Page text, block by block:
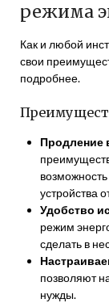
режима
Как и любой
свои
подробнее.
Продление
устройства
Удобство
режим
сделать в
позволяют
нужды.